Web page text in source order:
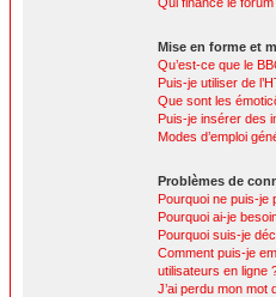
Mise en forme et
Qu’est-ce que le
Puis-je utiliser de
Que sont les
Puis-je insérer des
Modes d’emploi
Problèmes de
Pourquoi ne puis-je
Pourquoi ai-je
Pourquoi suis-je
Comment puis-je
utilisateurs en ligne
J’ai perdu mon mot